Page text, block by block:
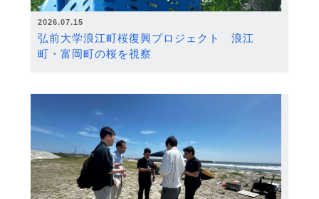
2026.07.15
弘前大学浪江町桜復興プロジェクト 浪江
町・富岡町の桜を視察